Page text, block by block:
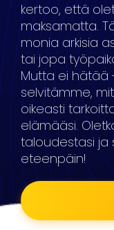
kertoo, että
maksamatta.
monia arkisia
tai jopa
Mutta ei hätää
selvitämme,
oikeasti
elämääsi.
taloudestasi ja
eteenpäin!